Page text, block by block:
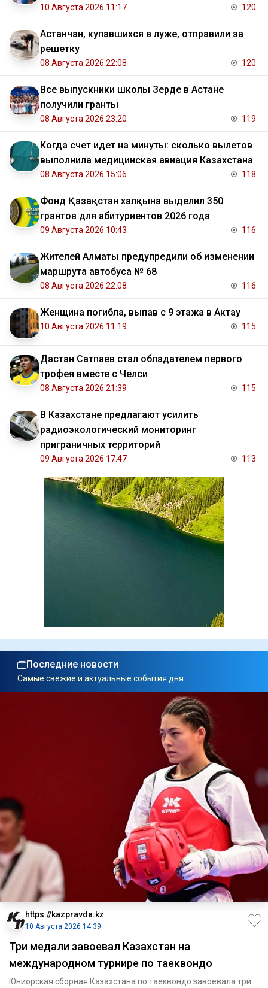
10 Августа 2026 11:17 120
Астанчан, купавшихся в луже, отправили за
решетку
08 Августа 2026 22:08 120
Все выпускники школы Зерде в Астане
получили гранты
08 Августа 2026 23:20 119
Когда счет идет на минуты: сколько вылетов
выполнила медицинская авиация Казахстана
08 Августа 2026 15:06 118
Фонд Қазақстан халқына выделил 350
грантов для абитуриентов 2026 года
09 Августа 2026 10:43 116
Жителей Алматы предупредили об изменении
маршрута автобуса № 68
08 Августа 2026 22:08 116
Женщина погибла, выпав с 9 этажа в Актау
10 Августа 2026 11:19 115
Дастан Сатпаев стал обладателем первого
трофея вместе с Челси
08 Августа 2026 21:39 115
В Казахстане предлагают усилить
радиоэкологический мониторинг
приграничных территорий
09 Августа 2026 17:47 113
Последние новости
Самые свежие и актуальные события дня
https://kazpravda.kz
10 Августа 2026 14:39
Три медали завоевал Казахстан на
международном турнире по таеквондо
Юниорская сборная Казахстана по таеквондо завоевала три